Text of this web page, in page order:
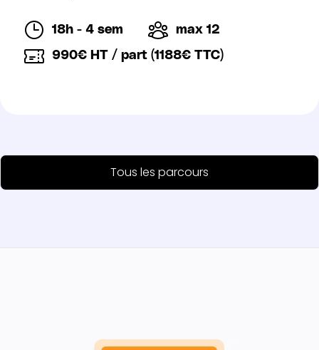
18h - 4 sem max 12
990€ HT / part (1188€ TTC)
Tous les parcours